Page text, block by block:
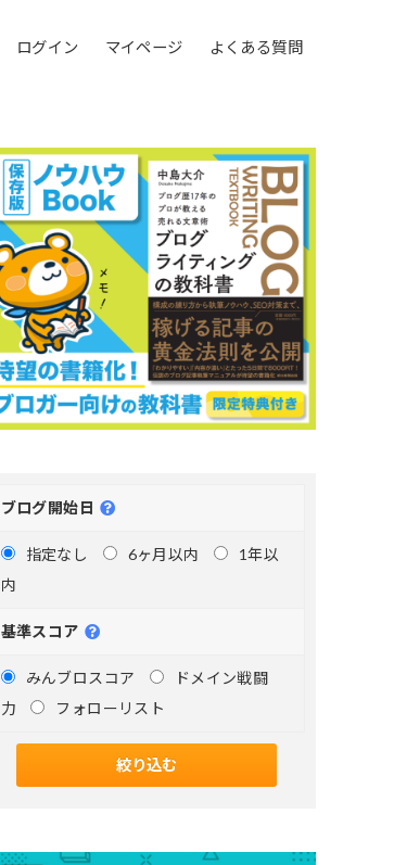
ログイン マイページ よくある質問
ブログ開始日
指定なし 6ヶ月以内
1年以
内
基準スコア
みんブロスコア
ドメイン戦闘
力
フォローリスト